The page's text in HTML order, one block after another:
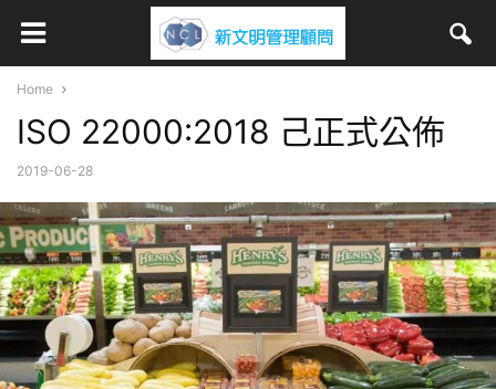
Home
ISO 22000:2018 己正式公佈
2019-06-28